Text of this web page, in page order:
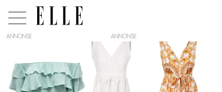
Tag:
undorn
ANNONSE